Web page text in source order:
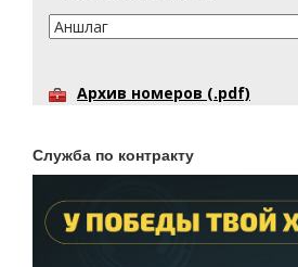
Архив номеров (.pdf)
Служба по контракту